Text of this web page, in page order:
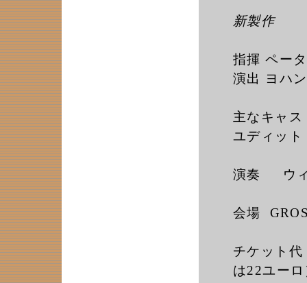
新製作
指揮 ペー
演出 ヨハ
主なキャス
ユディッ
演奏 ウィ
会場
チケット
は22ユー